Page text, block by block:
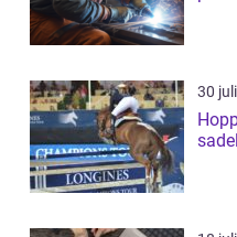
30